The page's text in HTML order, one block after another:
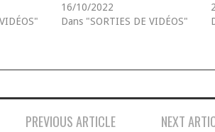
16/10/2022
Dans "SORTIES DE VIDÉOS"
PREVIOUS ARTICLE NEXT